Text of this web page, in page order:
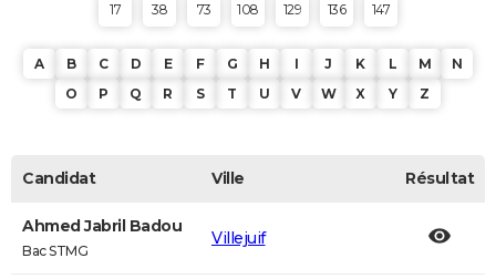
17 38 73 108 129 136 147
A B C D E F G H I J K L M
N
O
P Q R S T U V W X Y Z
Candidat Ville Résultat
Ahmed Jabril Badou
Bac STMG
Villejuif